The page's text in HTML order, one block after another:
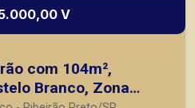
V
com 104m²,
Branco, Zona